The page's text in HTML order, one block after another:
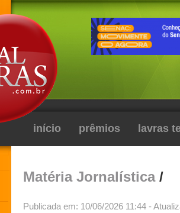
início prêmios lavras
Matéria Jornalística/
Publicada em: 10/06/2026 11:44 -